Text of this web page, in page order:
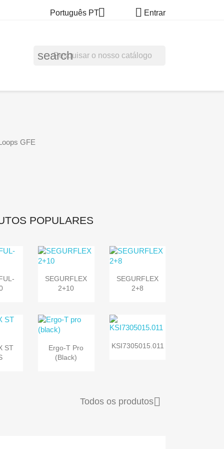
Português PT  Entrar
search
GFE
POPULARES
 Vista
rápida
SEGURFLEX
2+10
 Vista
rápida
SEGURFLEX
2+8
ST
 Vista
rápida
Ergo-T Pro
(black)
 Vista
KSI7305015.011
Todos os produtos